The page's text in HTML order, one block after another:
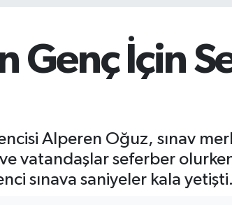
Genç İçin
Alperen Oğuz, sınav
vatandaşlar seferber
sınava saniyeler kala yetişti.